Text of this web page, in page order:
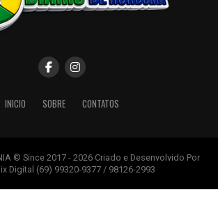
INICIO SOBRE CONTATOS
© Since 2017 - 2026 Criado e Desenvolvido Por
Digital (69) 99320-9377 / 98126-2993